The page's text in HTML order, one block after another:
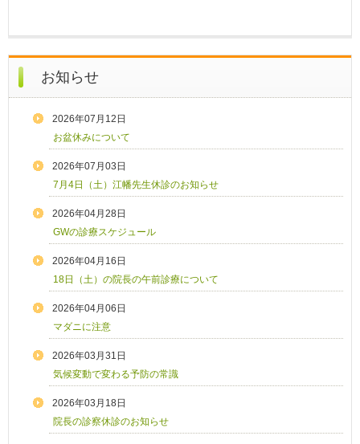
お知らせ
2026年07月12日
お盆休みについて
2026年07月03日
7月4日（土）江幡先生休診のお知らせ
2026年04月28日
GWの診療スケジュール
2026年04月16日
18日（土）の院長の午前診療について
2026年04月06日
マダニに注意
2026年03月31日
気候変動で変わる予防の常識
2026年03月18日
院長の診察休診のお知らせ